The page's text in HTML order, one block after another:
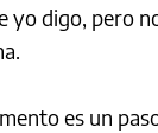
yo digo, pero
es un